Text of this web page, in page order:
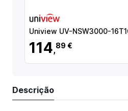
114,89 €
Descrição